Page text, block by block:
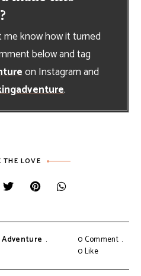
me know how it turned
below and tag
on Instagram and
.
THE LOVE
Adventure
0 Comment
0Like